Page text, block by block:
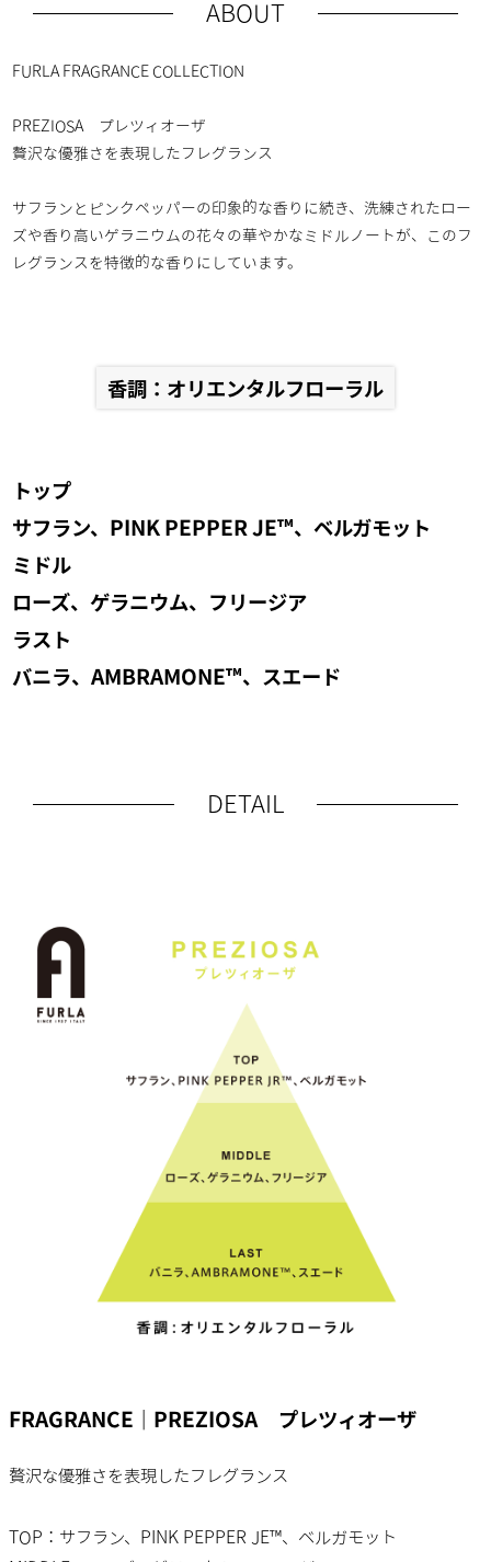
ABOUT
FURLA FRAGRANCE COLLECTION
PREZIOSA プレツィオーザ
贅沢な優雅さを表現したフレグランス
サフランとピンクペッパーの印象的な香りに続き、洗練されたロー
ズや香り高いゲラニウムの花々の華やかなミドルノートが、このフ
レグランスを特徴的な香りにしています。
香調：オリエンタルフローラル
トップ
サフラン、PINK PEPPER JE™、ベルガモット
ミドル
ローズ、ゲラニウム、フリージア
ラスト
バニラ、AMBRAMONE™、スエード
DETAIL
FRAGRANCE｜PREZIOSA プレツィオーザ
贅沢な優雅さを表現したフレグランス
TOP：サフラン、PINK PEPPER JE™、ベルガモット